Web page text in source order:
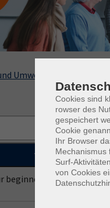
Umwelt
beginnende
Cookies sind
rowser des
gespeichert
Cookie
Ihr Browser
Mechanismus
Surf-
von Cookies